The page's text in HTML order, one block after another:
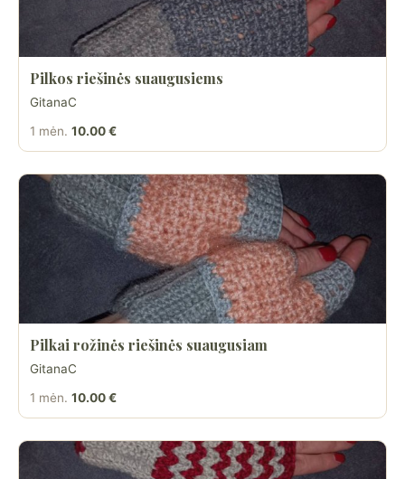
Pilkos riešinės suaugusiems
GitanaC
1 mėn. 10.00 €
Pilkai rožinės riešinės suaugusiam
GitanaC
1 mėn. 10.00 €